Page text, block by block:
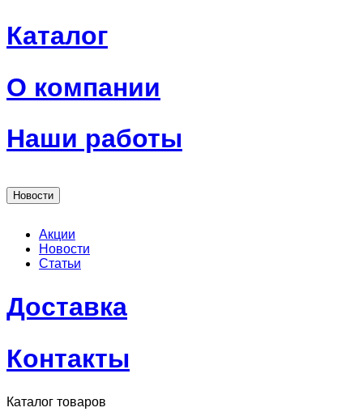
Каталог
О компании
Наши работы
Новости
Акции
Новости
Статьи
Доставка
Контакты
Каталог товаров